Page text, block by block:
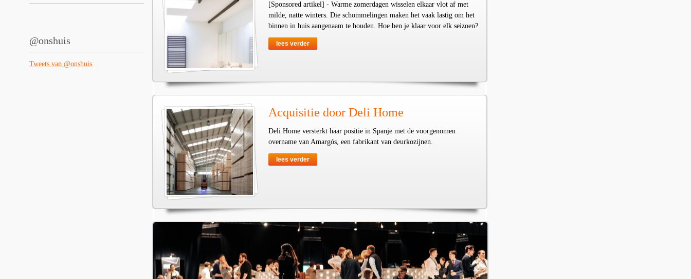
@onshuis
Tweets van @onshuis
[Sponsored artikel] - Warme zomerdagen wisselen elkaar vlot af met
milde, natte winters. Die schommelingen maken het vaak lastig om het
binnen in huis aangenaam te houden. Hoe ben je klaar voor elk seizoen?
lees verder
Acquisitie door Deli Home
Deli Home versterkt haar positie in Spanje met de voorgenomen
overname van Amargós, een fabrikant van deurkozijnen.
lees verder